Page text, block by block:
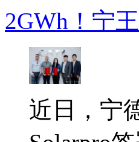
2GWh！宁
近日，宁